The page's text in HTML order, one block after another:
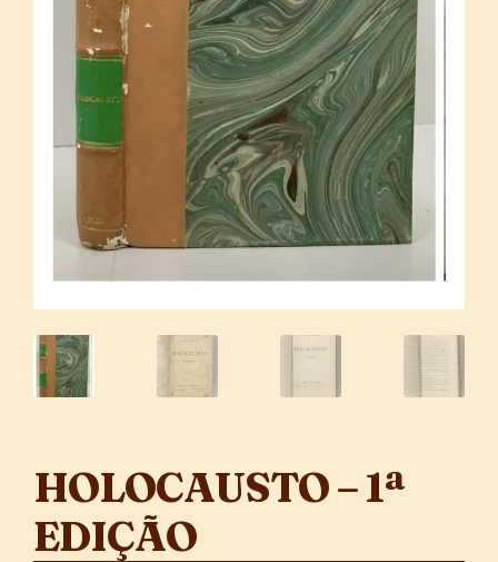
HOLOCAUSTO – 1ª
EDIÇÃO